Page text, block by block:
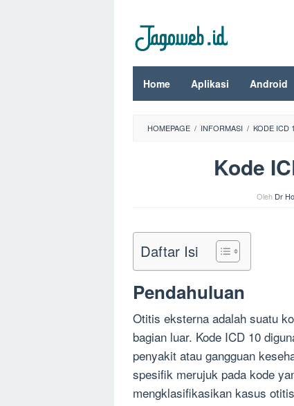
konten
Home Aplikasi Android
HOMEPAGE / INFORMASI / KODE ICD
Kode
Oleh Dr
Daftar Isi
Pendahuluan
Otitis eksterna adalah suatu
bagian luar. Kode ICD 10
penyakit atau gangguan
spesifik merujuk pada kode
mengklasifikasikan kasus